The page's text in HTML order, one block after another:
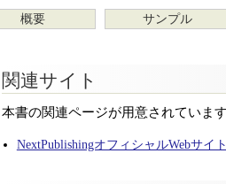
概要 サンプル
関連サイト
本書の関連ページが用意されています
NextPublishingオフィシャルWebサイト